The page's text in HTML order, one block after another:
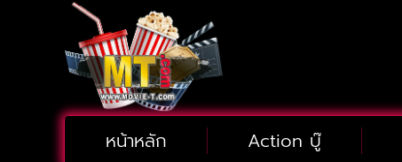
หน้าหลัก Action บู๊